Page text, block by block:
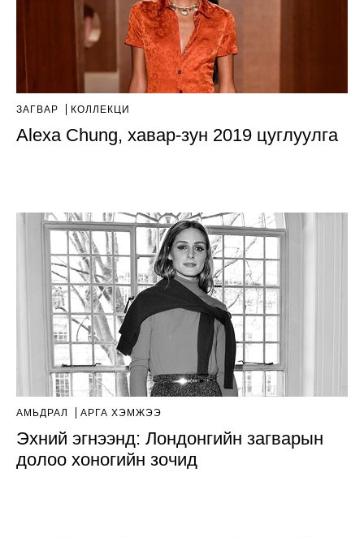
ЗАГВАР КОЛЛЕКЦИ
Alexa Chung, хавар-зун 2019 цуглуулгa
АМЬДРАЛ АРГА ХЭМЖЭЭ
Эхний эгнээнд: Лондонгийн загварын
долоо хоногийн зочид